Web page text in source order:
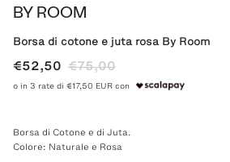
BY ROOM
Borsa di cotone e juta rosa By Room
€52,50 €75,00
o in 3 rate di €17,50 EUR con
Borsa di Cotone e di Juta.
Colore: Naturale e Rosa